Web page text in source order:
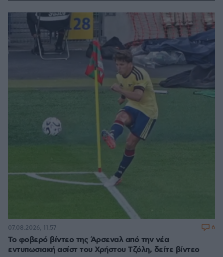
Το φοβερό βίντεο της Άρσεναλ από την νέα
εντυπωσιακή ασίστ του Χρήστου Τζόλη, δείτε βίντεο
07.08.2026, 11:57 6